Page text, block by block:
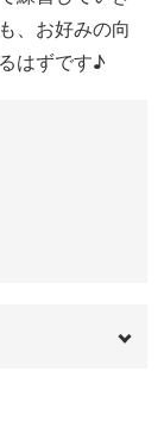
、お好みの向
はずです♪